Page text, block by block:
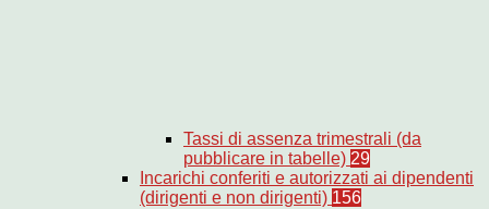
Tassi di assenza trimestrali (da
pubblicare in tabelle) 29
Incarichi conferiti e autorizzati ai dipendenti
(dirigenti e non dirigenti) 156